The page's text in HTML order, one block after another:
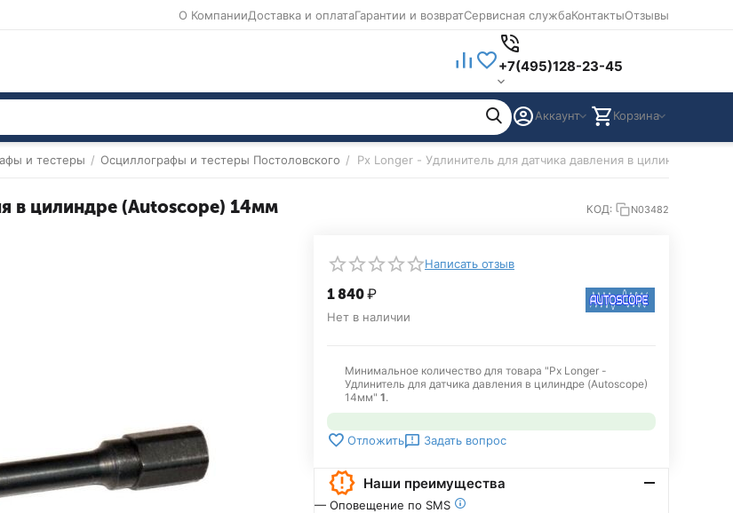
О КомпанииДоставка и оплатаГарантии и возвратСервисная службаКонтактыОтзывы
+7(495)128-23-45
Аккаунт Корзина
и тестеры / Осциллографы и тестеры Постоловского / Px Longer - Удлинитель для датчика давления в цилиндре
в цилиндре (Autoscope) 14мм КОД: N03482
Написать отзыв
1 840 ₽
Нет в наличии
Минимальное количество для товара "Px Longer -
Удлинитель для датчика давления в цилиндре (Autoscope)
14мм" 1.
Отложить Задать вопрос
Наши преимущества
— Оповещение по SMS